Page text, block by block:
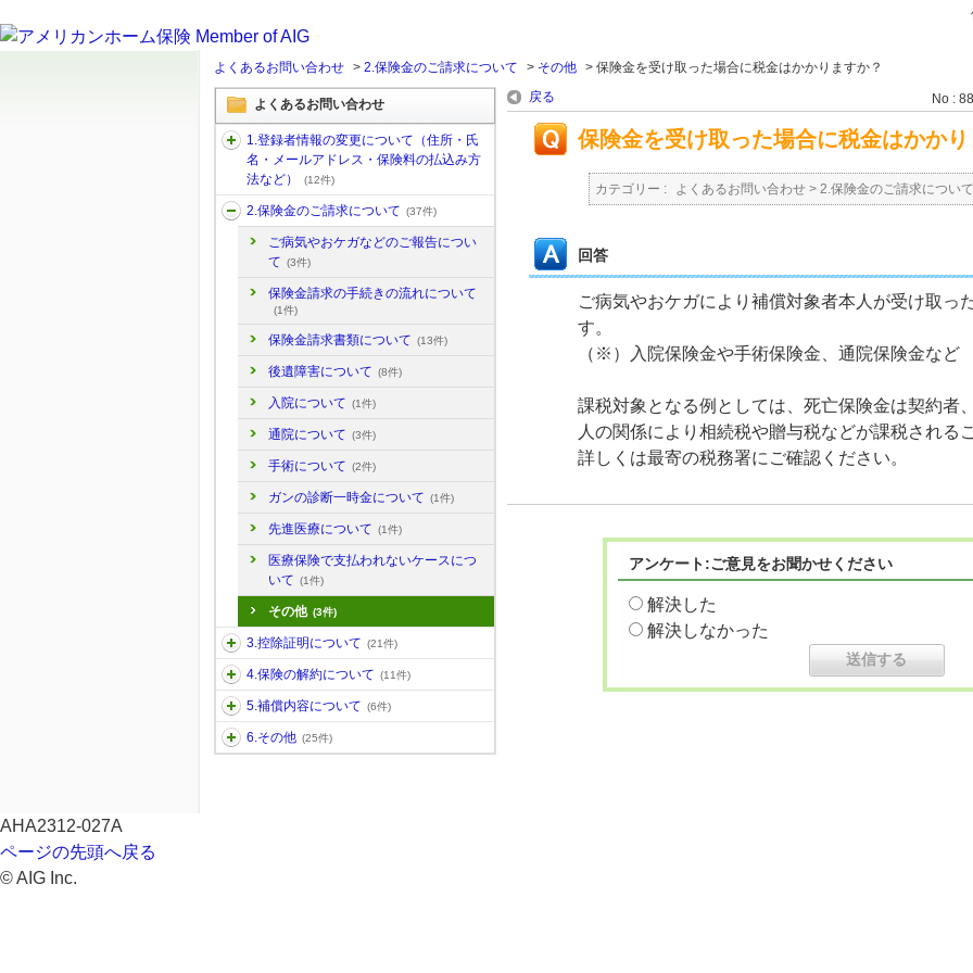
よくあるお問い合わせ > 2.保険金のご請求について > その他 > 保険金を受け取った場合に税金はかかりますか？
よくあるお問い合わせ
1.登録者情報の変更について（住所・氏
名・メールアドレス・保険料の払込み方
法など）
(12件)
2.保険金のご請求について (37件)
ご病気やおケガなどのご報告につい
て (3件)
保険金請求の手続きの流れについて
(1件)
保険金請求書類について (13件)
後遺障害について (8件)
入院について (1件)
通院について (3件)
手術について (2件)
ガンの診断一時金について (1件)
先進医療について (1件)
医療保険で支払われないケースにつ
いて (1件)
その他 (3件)
3.控除証明について (21件)
4.保険の解約について (11件)
5.補償内容について (6件)
6.その他 (25件)
戻る No :
保険金を受け取った場合に税金はかか
カテゴリー : よくあるお問い合わせ > 2.保険金のご請求について
回答
ご病気やおケガにより補償対象者本人が受け取
す。
（※）入院保険金や手術保険金、通院保険金など
課税対象となる例としては、死亡保険金は契約者
人の関係により相続税や贈与税などが課税され
詳しくは最寄の税務署にご確認ください。
アンケート:ご意見をお聞かせください
解決した
解決しなかった
AHA2312-027A
ページの先頭へ戻る
© AIG Inc.